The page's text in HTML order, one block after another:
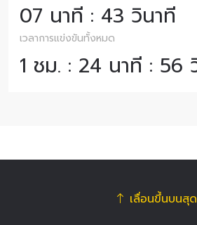
07 นาที : 43 วินาที
เวลาการแข่งขันทั้งหมด
1 ชม. : 24 นาที : 56
เลื่อนขึ้นบนสุด